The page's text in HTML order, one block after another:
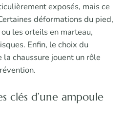
exposés, mais ce
déformations du pied,
les orteils en marteau,
Enfin, le choix du
chaussure jouent un rôle
clés d’une ampoule